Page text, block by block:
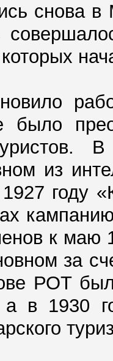
снова в
было
из
году
к
за
РОТ
в 1930